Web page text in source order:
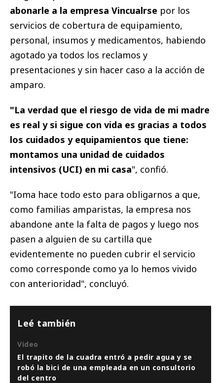
abonarle a la empresa Vincualrse por los
servicios de cobertura de equipamiento,
personal, insumos y medicamentos, habiendo
agotado ya todos los reclamos y
presentaciones y sin hacer caso a la acción de
amparo.
"La verdad que el riesgo de vida de mi madre
es real y si sigue con vida es gracias a todos
los cuidados y equipamientos que tiene:
montamos una unidad de cuidados
intensivos (UCI) en mi casa", confió.
"Ioma hace todo esto para obligarnos a que,
como familias amparistas, la empresa nos
abandone ante la falta de pagos y luego nos
pasen a alguien de su cartilla que
evidentemente no pueden cubrir el servicio
como corresponde como ya lo hemos vivido
con anterioridad", concluyó.
Leé también
Video
El trapito de la cuadra entró a pedir agua y se
robó la bici de una empleada en un consultorio
del centro